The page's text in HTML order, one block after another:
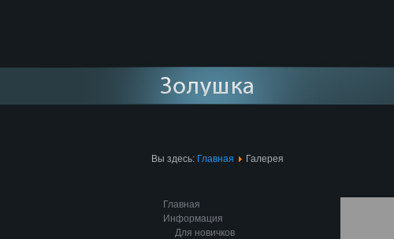
Вы здесь: Главная Галерея
Главная
Информация
Для новичков